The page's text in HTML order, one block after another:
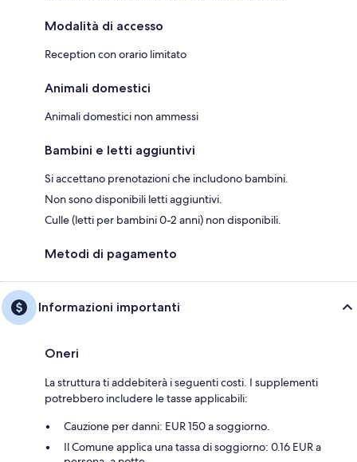
Modalità di accesso
Reception con orario limitato
Animali domestici
Animali domestici non ammessi
Bambini e letti aggiuntivi
Si accettano prenotazioni che includono bambini.
Non sono disponibili letti aggiuntivi.
Culle (letti per bambini 0-2 anni) non disponibili.
Metodi di pagamento
Informazioni importanti
Oneri
La struttura ti addebiterà i seguenti costi. I supplementi
potrebbero includere le tasse applicabili:
Cauzione per danni: EUR 150 a soggiorno.
Il Comune applica una tassa di soggiorno: 0.16 EUR a